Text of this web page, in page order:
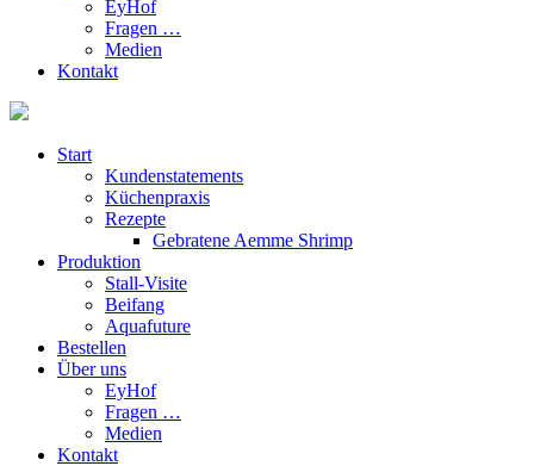
EyHof
Fragen …
Medien
Kontakt
Start
Kundenstatements
Küchenpraxis
Rezepte
Gebratene Aemme Shrimp
Produktion
Stall-Visite
Beifang
Aquafuture
Bestellen
Über uns
EyHof
Fragen …
Medien
Kontakt